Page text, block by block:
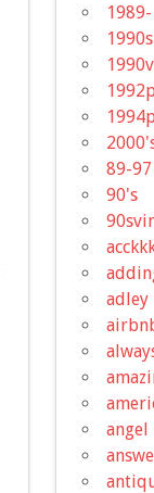
1990s
89-97
90's
adley
angel